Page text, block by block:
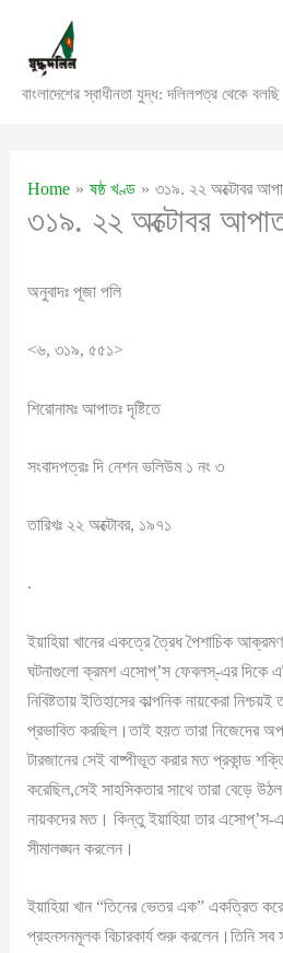
content
বাংলাদেশের স্বাধীনতা যুদ্ধ: দলিলপত্র থেকে বলছি
Home ষষ্ঠ খণ্ড ৩১৯. ২২ অক্টোবর
৩১৯. ২২ অক্টোবর
অনুবাদঃ পূজা পলি
<৬, ৩১৯, ৫৫১>
শিরোনামঃ আপাতঃ দৃষ্টিতে
সংবাদপত্রঃ দি নেশন ভলিউম ১ নং ৩
তারিখঃ ২২ অক্টোবর, ১৯৭১
.
ইয়াহিয়া খানের একত্রে ত্রৈধ পৈশাচিক
ঘটনাগুলো ক্রমশ এসোপ্’স ফেবলস্-এর দিকে
নিবিষ্টতায় ইতিহাসের কাল্পনিক নায়কেরা
প্রভাবিত করছিল।তাই হয়ত তারা নিজেদের
টারজানের সেই বাষ্পীভূত করার মত প্রকান্ড
করেছিল,সেই সাহসিকতার সাথে তারা বেড়ে
নায়কদের মত। কিন্তু ইয়াহিয়া তার
সীমালঙ্ঘন করলেন।
ইয়াহিয়া খান “তিনের ভেতর এক” একত্রিত
প্রহনসনমূলক বিচারকার্য শুরু করলেন।তিনি সব